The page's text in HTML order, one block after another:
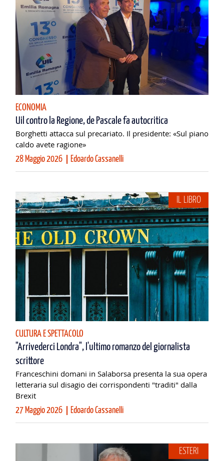
ECONOMIA
Uil contro la Regione, de Pascale fa autocritica
Borghetti attacca sul precariato. Il presidente: «Sul piano
caldo avete ragione»
28 Maggio 2026 Edoardo Cassanelli
CULTURA E SPETTACOLO
IL LIBRO
"Arrivederci Londra", l'ultimo romanzo del giornalista
scrittore
Franceschini domani in Salaborsa presenta la sua opera
letteraria sul disagio dei corrispondenti "traditi" dalla
Brexit
27 Maggio 2026 Edoardo Cassanelli
ESTERI